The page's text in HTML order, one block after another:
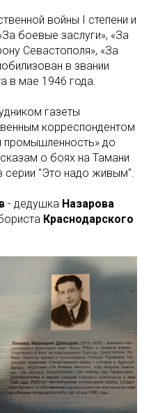
войны I степени и
боевые заслуги», «За
Севастополя», «За
в звании
в мае 1946 года.
газеты
корреспондентом
промышленность» до
о боях на Тамани
серии "Это надо живым".
- дедушка Назарова
Краснодарского